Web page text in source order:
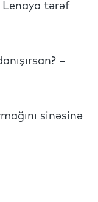
Lenaya tərəf
–
sinəsinə